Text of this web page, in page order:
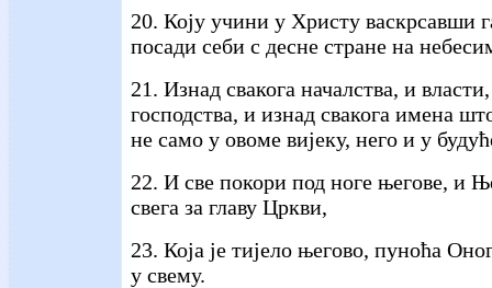
20. Коју учини у Христу васкрсавши
посади себи с десне стране на
21. Изнад свакога началства, и
господства, и изнад свакога имена
не само у овоме вијеку, него и у
22. И све покори под ноге његове, и
свега за главу Цркви,
23. Која је тијело његово, пуноћа
у свему.